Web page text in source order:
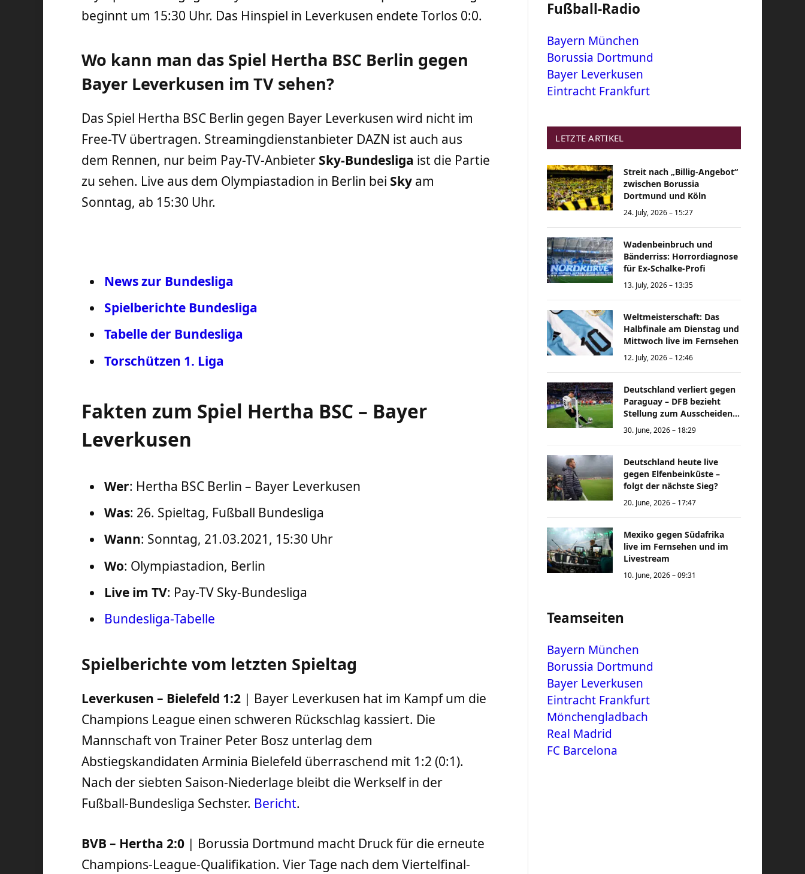
beginnt um 15:30 Uhr. Das Hinspiel in Leverkusen endete Torlos 0:0.
Wo kann man das Spiel Hertha BSC Berlin gegen
Bayer Leverkusen im TV sehen?
Das Spiel Hertha BSC Berlin gegen Bayer Leverkusen wird nicht im
Free-TV übertragen. Streamingdienstanbieter DAZN ist auch aus
dem Rennen, nur beim Pay-TV-Anbieter Sky-Bundesliga ist die Partie
zu sehen. Live aus dem Olympiastadion in Berlin bei Sky am
Sonntag, ab 15:30 Uhr.
News zur Bundesliga
Spielberichte Bundesliga
Tabelle der Bundesliga
Torschützen 1. Liga
Fakten zum Spiel Hertha BSC – Bayer
Leverkusen
Wer: Hertha BSC Berlin – Bayer Leverkusen
Was: 26. Spieltag, Fußball Bundesliga
Wann: Sonntag, 21.03.2021, 15:30 Uhr
Wo: Olympiastadion, Berlin
Live im TV: Pay-TV Sky-Bundesliga
Bundesliga-Tabelle
Spielberichte vom letzten Spieltag
Leverkusen – Bielefeld 1:2 | Bayer Leverkusen hat im Kampf um die
Champions League einen schweren Rückschlag kassiert. Die
Mannschaft von Trainer Peter Bosz unterlag dem
Abstiegskandidaten Arminia Bielefeld überraschend mit 1:2 (0:1).
Nach der siebten Saison-Niederlage bleibt die Werkself in der
Fußball-Bundesliga Sechster. Bericht.
BVB – Hertha 2:0 | Borussia Dortmund macht Druck für die erneute
Champions-League-Qualifikation. Vier Tage nach dem Viertelfinal-
Fußball-Radio
Bayern München
Borussia Dortmund
Bayer Leverkusen
Eintracht Frankfurt
LETZTE ARTIKEL
Streit nach „Billig-Angebot“
zwischen Borussia
Dortmund und Köln
24. July, 2026 – 15:27
Wadenbeinbruch und
Bänderriss: Horrordiagnose
für Ex-Schalke-Profi
13. July, 2026 – 13:35
Weltmeisterschaft: Das
Halbfinale am Dienstag und
Mittwoch live im Fernsehen
12. July, 2026 – 12:46
Deutschland verliert gegen
Paraguay – DFB bezieht
Stellung zum Ausscheiden
bei der Weltmeisterschaft
30. June, 2026 – 18:29
Deutschland heute live
gegen Elfenbeinküste –
folgt der nächste Sieg?
20. June, 2026 – 17:47
Mexiko gegen Südafrika
live im Fernsehen und im
Livestream
10. June, 2026 – 09:31
Teamseiten
Bayern München
Borussia Dortmund
Bayer Leverkusen
Eintracht Frankfurt
Mönchengladbach
Real Madrid
FC Barcelona